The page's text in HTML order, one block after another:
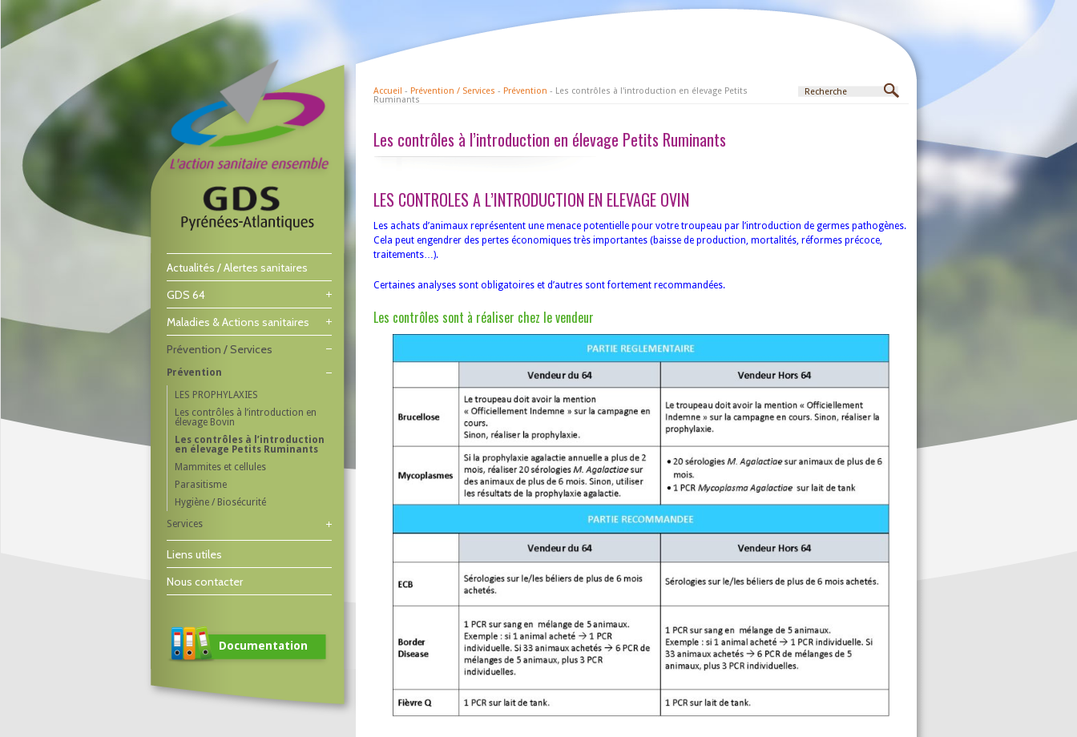
Actualités / Alertes sanitaires
GDS 64
Maladies & Actions sanitaires
Prévention / Services
Prévention
LES PROPHYLAXIES
Les contrôles à l’introduction en
élevage Bovin
Les contrôles à l’introduction
en élevage Petits Ruminants
Mammites et cellules
Parasitisme
Hygiène / Biosécurité
Services
Liens utiles
Nous contacter
Documentation
Accueil - Prévention / Services - Prévention - Les contrôles à l'introduction en élevage Petits
Ruminants
Les contrôles à l’introduction en élevage Petits Ruminants
LES CONTROLES A L’INTRODUCTION EN ELEVAGE OVIN
Les achats d’animaux représentent une menace potentielle pour votre troupeau par l’introduction de germes pathogènes.
Cela peut engendrer des pertes économiques très importantes (baisse de production, mortalités, réformes précoce,
traitements…).
Certaines analyses sont obligatoires et d’autres sont fortement recommandées.
Les contrôles sont à réaliser chez le vendeur